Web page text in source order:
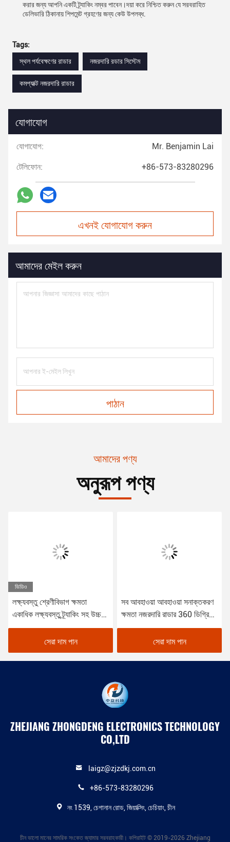
করার জন্য আপনি একটি ট্র্যাকিং নম্বর পাবেন।দয়া করে নিশ্চিত করুন যে সরবরাহিত
ডেলিভারি ঠিকানায় শিপমেন্ট গ্রহণের জন্য কেউ উপলব্ধ.
Tags:
স্থল পর্যবেক্ষণের রাডার
নজরদারি রডার সিস্টেম
কমপ্যাক্ট নজরদারি রাডার
যোগাযোগ
যোগাযোগ: Mr. Benjamin Lai
টেলিফোন: +86-573-83280296
এখনই যোগাযোগ করুন
আমাদের মেইল করুন
পাঠান
আমাদের পণ্য
অনুরূপ পণ্য
ভিডিও
লক্ষ্যবস্তু শ্রেণীবিভাগ ক্ষমতা
একাধিক লক্ষ্যবস্তু ট্র্যাকিং সহ উচ্চ
নির্ভুলতা কম উচ্চতা রাডার
সেরা দাম পান
সব আবহাওয়া আবহাওয়া সনাক্তকরণ
ক্ষমতা নজরদারি রাডার 360 ডিগ্রি
কভারেজ এবং Azimuth
ইলেকট্রনিক স্ক্যানিং রেঞ্জ 90 °
সেরা দাম পান
ZHEJIANG ZHONGDENG ELECTRONICS TECHNOLOGY
CO,LTD
laigz@zjzdkj.com.cn
+86-573-83280296
নং 1539, চেগানান রোড, জিয়াক্সিং, চেচিয়াং, চীন
চীন ভালো মানের সামরিক সংকেত জ্যামার সরবরাহকারী। কপিরাইট © 2019-2026 Zhejiang